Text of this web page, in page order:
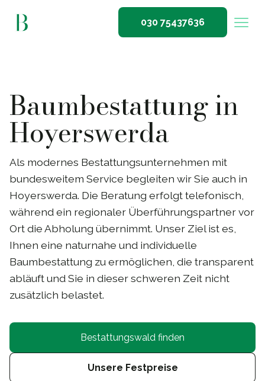
030 75437636
Baumbestattung in
Hoyerswerda
Als modernes Bestattungsunternehmen mit
bundesweitem Service begleiten wir Sie auch in
Hoyerswerda. Die Beratung erfolgt telefonisch,
während ein regionaler Überführungspartner vor
Ort die Abholung übernimmt. Unser Ziel ist es,
Ihnen eine naturnahe und individuelle
Baumbestattung zu ermöglichen, die transparent
abläuft und Sie in dieser schweren Zeit nicht
zusätzlich belastet.
Bestattungswald finden
Unsere Festpreise